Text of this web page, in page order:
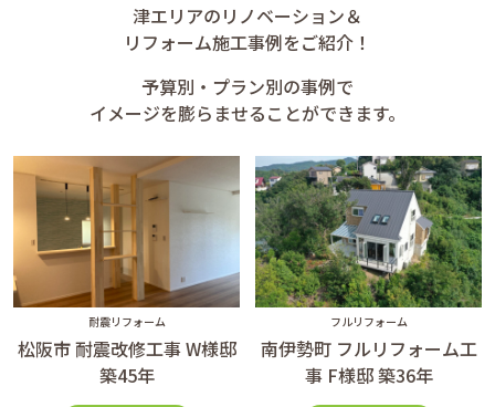
津エリアのリノベーション＆
リフォーム施工事例をご紹介！
予算別・プラン別の事例で
イメージを膨らませることができます。
耐震リフォーム
松阪市 耐震改修工事 W様邸
築45年
フルリフォーム
南伊勢町 フルリフォーム工
事 F様邸 築36年